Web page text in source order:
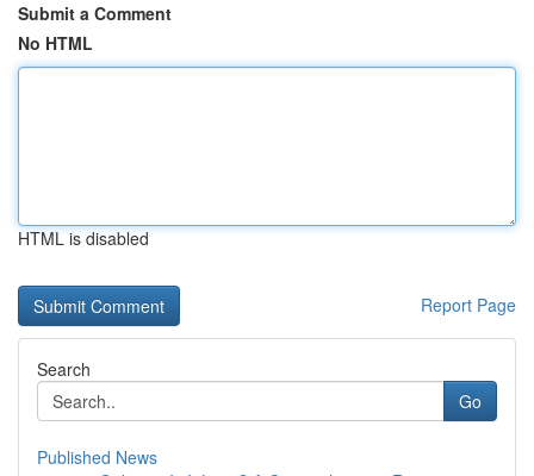
Submit a Comment
No HTML
HTML is disabled
Report Page
Search
Go
Published News